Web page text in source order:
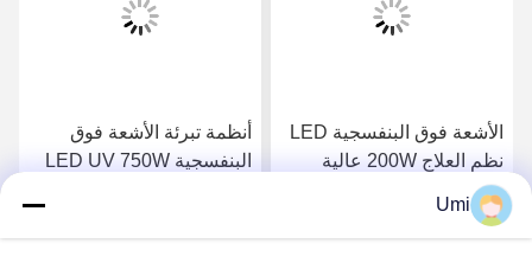
الأشعة فوق البنفسجية LED
نظم العلاج 200W عالية
الطاقة علاج مصباح مصابيح
الأشعة فوق البنفسجية المبرد
مصباح الأشعة فوق
احصل على افضل سعر
أنظمة تبرئة الأشعة فوق
البنفسجية LED UV 750W
احصل على افضل سعر
Umi